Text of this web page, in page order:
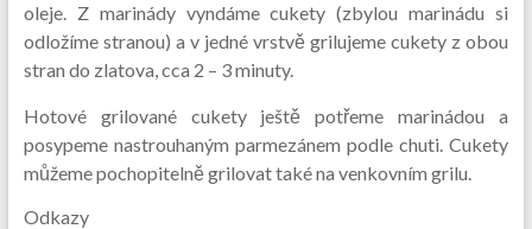
oleje. Z marinády vyndáme cukety (zbylou marinádu si
odložíme stranou) a v jedné vrstvě grilujeme cukety z obou
stran do zlatova, cca 2 – 3 minuty.
Hotové grilované cukety ještě potřeme marinádou a
posypeme nastrouhaným parmezánem podle chuti. Cukety
můžeme pochopitelně grilovat také na venkovním grilu.
Odkazy